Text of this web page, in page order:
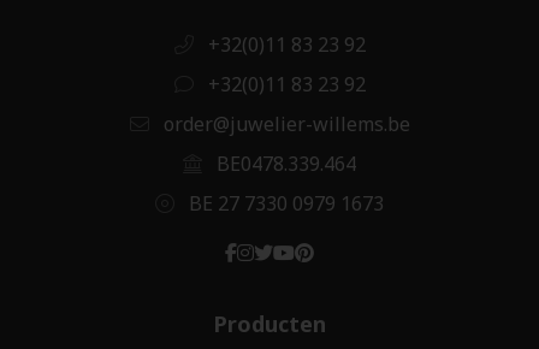
+32(0)11 83 23 92
+32(0)11 83 23 92
order@juwelier-willems.be
BE0478.339.464
BE 27 7330 0979 1673
Producten